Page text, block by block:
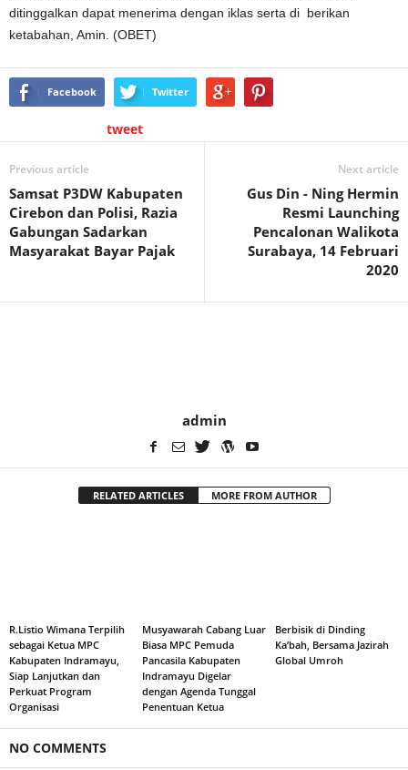
ditinggalkan dapat menerima dengan iklas serta di berikan
ketabahan, Amin. (OBET)
Facebook Twitter
tweet
Previous article
Samsat P3DW Kabupaten
Cirebon dan Polisi, Razia
Gabungan Sadarkan
Masyarakat Bayar Pajak
Next article
Gus Din - Ning Hermin
Resmi Launching
Pencalonan Walikota
Surabaya, 14 Februari
2020
admin
RELATED ARTICLES MORE FROM AUTHOR
R.Listio Wimana Terpilih
sebagai Ketua MPC
Kabupaten Indramayu,
Siap Lanjutkan dan
Perkuat Program
Organisasi
Musyawarah Cabang Luar
Biasa MPC Pemuda
Pancasila Kabupaten
Indramayu Digelar
dengan Agenda Tunggal
Penentuan Ketua
Berbisik di Dinding
Ka’bah, Bersama Jazirah
Global Umroh
NO COMMENTS